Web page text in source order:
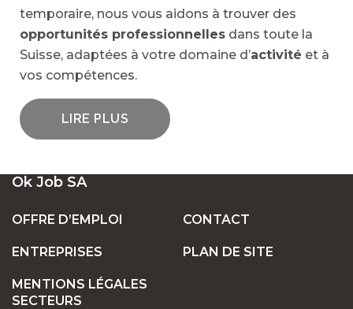
temporaire, nous vous aidons à trouver des
opportunités professionnelles dans toute la
Suisse, adaptées à votre domaine d’activité et à
vos compétences.
LIRE PLUS
UN LARGE ÉVENTAIL D'EMPLOIS VACANTS
EN SUISSE
POSTES FIXES OU TEMPORAIRES :
Ok Job SA
OFFRE D’EMPLOI
ENTREPRISES
MENTIONS LÉGALES
CONTACT
PLAN DE SITE
SECTEURS